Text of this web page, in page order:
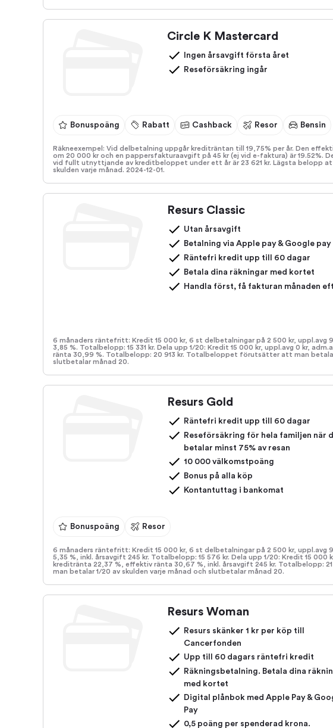
Circle K Mastercard
Ingen årsavgift första året
Reseförsäkring ingår
Bonuspoäng Rabatt Cashback Resor Bensin
Räkneexempel: Vid delbetalning uppgår krediträntan till 19,75% per år. Den
om 20 000 kr och en pappersfakturaavgift på 45 kr (ej vid e-faktura) är 19.52%.
vid fullt utnyttjande av kreditbeloppet under ett år är 23 621 kr. Lägsta belopp
skulden varje månad. 2024-12-01.
Resurs Classic
Utan årsavgift
Betalning via Apple pay & Google pay
Räntefri kredit upp till 60 dagar
Betala dina räkningar med kortet
Handla först, få fakturan månaden
6 månaders räntefritt: Kredit 15 000 kr, 6 st delbetalningar på 2 500 kr, uppl.avg
3,85 %. Totalbelopp: 15 331 kr. Dela upp 1/20: Kredit 15 000 kr, uppl.avg 0 kr,
ränta 30,99 %. Totalbelopp: 20 913 kr. Totalbeloppet förutsätter att man
slutbetalar månad 20.
Resurs Gold
Räntefri kredit upp till 60 dagar
Reseförsäkring för hela familjen när
betalar minst 75% av resan
10 000 välkomstpoäng
Bonus på alla köp
Kontantuttag i bankomat
Bonuspoäng Resor
6 månaders räntefritt: Kredit 15 000 kr, 6 st delbetalningar på 2 500 kr, uppl.avg
5,35 %, inkl. årsavgift 245 kr. Totalbelopp: 15 576 kr. Dela upp 1/20: Kredit 15 000
kreditränta 22,37 %, effektiv ränta 30,67 %, inkl. årsavgift 245 kr. Totalbelopp:
man betalar 1/20 av skulden varje månad och slutbetalar månad 20.
Resurs Woman
Resurs skänker 1 kr per köp till
Cancerfonden
Upp till 60 dagars räntefri kredit
Räkningsbetalning. Betala dina
med kortet
Digital plånbok med Apple Pay &
Pay
0,5 poäng per spenderad krona.